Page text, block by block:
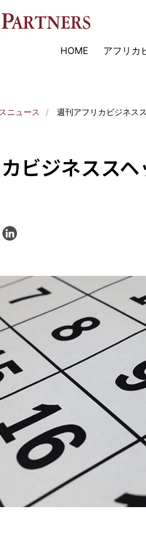
HOME アフリカ
ニュース 週刊アフリカビジネス
ビジネスス